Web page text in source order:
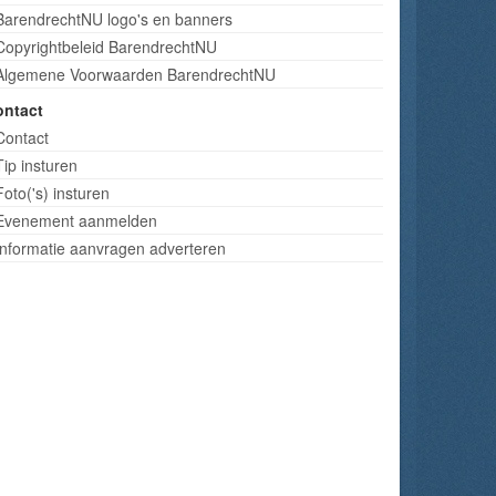
logo's en banners
BarendrechtNU
Voorwaarden BarendrechtNU
insturen
insturen
aanmelden
aanvragen adverteren